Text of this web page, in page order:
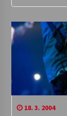
18. 3. 2004